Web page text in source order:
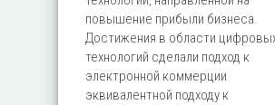
повышение прибыли бизнеса.
Достижения в области
технологий сделали подход к
электронной коммерции
эквивалентной подходу к